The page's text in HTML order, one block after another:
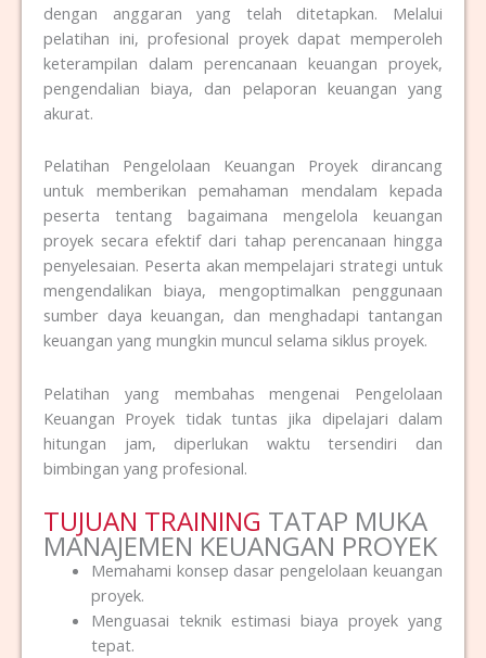
dengan anggaran yang telah ditetapkan. Melalui
pelatihan ini, profesional proyek dapat memperoleh
keterampilan dalam perencanaan keuangan proyek,
pengendalian biaya, dan pelaporan keuangan yang
akurat.
Pelatihan Pengelolaan Keuangan Proyek dirancang
untuk memberikan pemahaman mendalam kepada
peserta tentang bagaimana mengelola keuangan
proyek secara efektif dari tahap perencanaan hingga
penyelesaian. Peserta akan mempelajari strategi untuk
mengendalikan biaya, mengoptimalkan penggunaan
sumber daya keuangan, dan menghadapi tantangan
keuangan yang mungkin muncul selama siklus proyek.
Pelatihan yang membahas mengenai Pengelolaan
Keuangan Proyek tidak tuntas jika dipelajari dalam
hitungan jam, diperlukan waktu tersendiri dan
bimbingan yang profesional.
TUJUAN TRAINING TATAP MUKA
MANAJEMEN KEUANGAN PROYEK
Memahami konsep dasar pengelolaan keuangan
proyek.
Menguasai teknik estimasi biaya proyek yang
tepat.